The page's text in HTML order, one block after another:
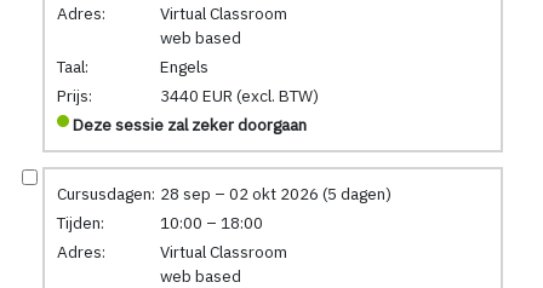
Adres:
Virtual Classroom
web based
Taal:
Engels
Prijs:
3440 EUR (excl. BTW)
Deze sessie zal zeker doorgaan
Cursusdagen: 28 sep – 02 okt 2026 (5 dagen)
Tijden:
10:00 – 18:00
Adres:
Virtual Classroom
web based